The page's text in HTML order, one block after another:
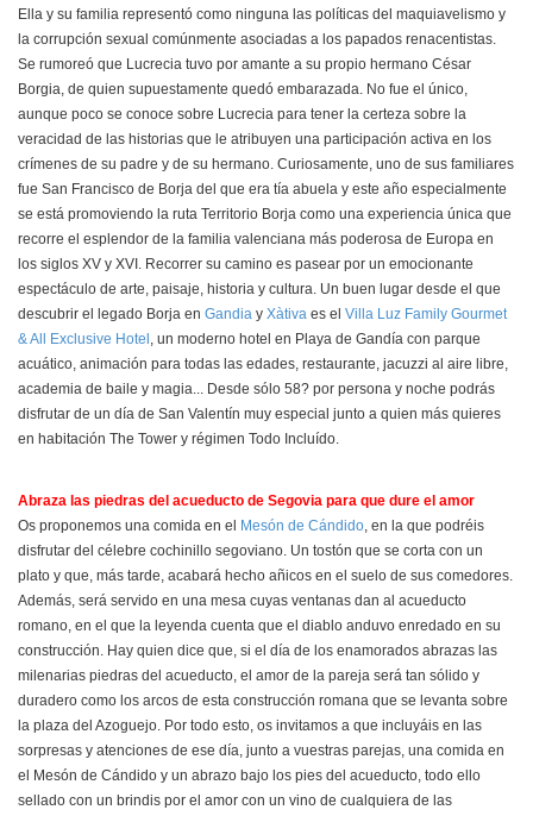
Ella y su familia representó como ninguna las políticas del maquiavelismo y
la corrupción sexual comúnmente asociadas a los papados renacentistas.
Se rumoreó que Lucrecia tuvo por amante a su propio hermano César
Borgia, de quien supuestamente quedó embarazada. No fue el único,
aunque poco se conoce sobre Lucrecia para tener la certeza sobre la
veracidad de las historias que le atribuyen una participación activa en los
crímenes de su padre y de su hermano. Curiosamente, uno de sus familiares
fue San Francisco de Borja del que era tía abuela y este año especialmente
se está promoviendo la ruta Territorio Borja como una experiencia única que
recorre el esplendor de la familia valenciana más poderosa de Europa en
los siglos XV y XVI. Recorrer su camino es pasear por un emocionante
espectáculo de arte, paisaje, historia y cultura. Un buen lugar desde el que
descubrir el legado Borja en Gandia y Xàtiva es el Villa Luz Family Gourmet
& All Exclusive Hotel , un moderno hotel en Playa de Gandía con parque
acuático, animación para todas las edades, restaurante, jacuzzi al aire libre,
academia de baile y magia... Desde sólo 58? por persona y noche podrás
disfrutar de un día de San Valentín muy especial junto a quien más quieres
en habitación The Tower y régimen Todo Incluído.
Abraza las piedras del acueducto de Segovia para que dure el amor
Os proponemos una comida en el
Mesón de Cándido, en la que podréis
disfrutar del célebre cochinillo segoviano. Un tostón que se corta con un
plato y que, más tarde, acabará hecho añicos en el suelo de sus comedores.
Además, será servido en una mesa cuyas ventanas dan al acueducto
romano, en el que la leyenda cuenta que el diablo anduvo enredado en su
construcción. Hay quien dice que, si el día de los enamorados abrazas las
milenarias piedras del acueducto, el amor de la pareja será tan sólido y
duradero como los arcos de esta construcción romana que se levanta sobre
la plaza del Azoguejo. Por todo esto, os invitamos a que incluyáis en las
sorpresas y atenciones de ese día, junto a vuestras parejas, una comida en
el Mesón de Cándido y un abrazo bajo los pies del acueducto, todo ello
sellado con un brindis por el amor con un vino de cualquiera de las